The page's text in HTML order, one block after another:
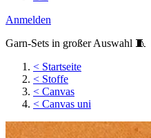
Anmelden
Garn-Sets in großer Auswahl 🧵
< Startseite
< Stoffe
< Canvas
< Canvas uni